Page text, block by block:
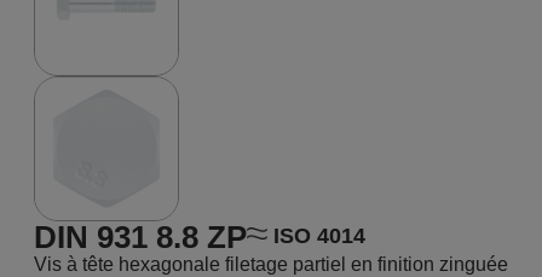
DIN 931 8.8 ZP ISO 4014
Vis à tête hexagonale filetage partiel en finition zinguée